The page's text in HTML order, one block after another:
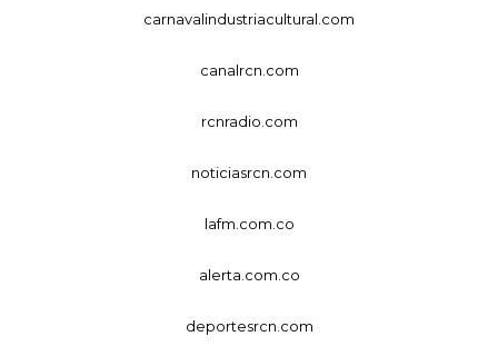
carnavalindustriacultural.com
canalrcn.com
rcnradio.com
noticiasrcn.com
lafm.com.co
alerta.com.co
deportesrcn.com